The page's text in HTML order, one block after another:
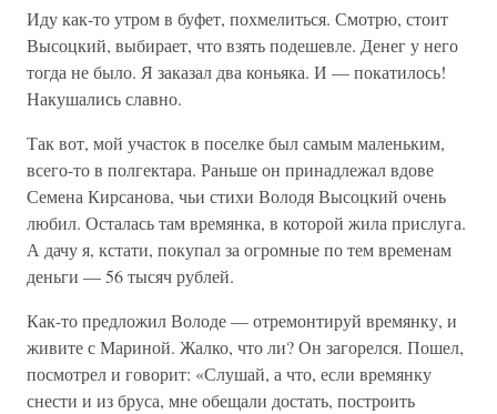
Иду как-то утром в буфет, похмелиться. Смотрю, стоит
Высоцкий, выбирает, что взять подешевле. Денег у него
тогда не было. Я заказал два коньяка. И — покатилось!
Накушались славно.
Так вот, мой участок в поселке был самым маленьким,
всего-то в полгектара. Раньше он принадлежал вдове
Семена Кирсанова, чьи стихи Володя Высоцкий очень
любил. Осталась там времянка, в которой жила прислуга.
А дачу я, кстати, покупал за огромные по тем временам
деньги — 56 тысяч рублей.
Как-то предложил Володе — отремонтируй времянку, и
живите с Мариной. Жалко, что ли? Он загорелся. Пошел,
посмотрел и говорит: «Слушай, а что, если времянку
снести и из бруса, мне обещали достать, построить